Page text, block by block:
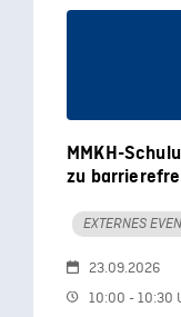
MMKH-
zu
EXTERNES
23.09.2026
10:00 - 10:30